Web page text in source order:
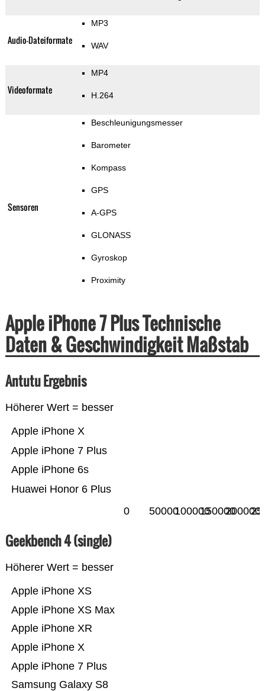
Audio-Dateiformate
MP3
WAV
Videoformate
MP4
H.264
Sensoren
Beschleunigungsmesser
Barometer
Kompass
GPS
A-GPS
GLONASS
Gyroskop
Proximity
Apple iPhone 7 Plus Technische
Daten & Geschwindigkeit Maßstab
Antutu Ergebnis
Höherer Wert = besser
Huawei Honor 6 Plus
Apple iPhone 6s
Apple iPhone 7 Plus
Apple iPhone X
0 50000100000150000200000
Geekbench 4 (single)
Höherer Wert = besser
Samsung Galaxy S8
Apple iPhone 7 Plus
Apple iPhone X
Apple iPhone XR
Apple iPhone XS Max
Apple iPhone XS